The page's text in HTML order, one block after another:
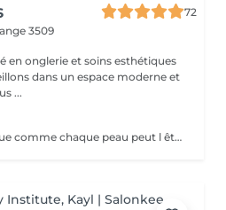
72
3509
en onglerie et soins esthétiques
...
Chaque personne est unique comme chaque peau peut l être. Nous offrons à peau ce dont elle a besoin, exactement pour ça chaque personne sera évaluée avec minutie. Dans ce traitement grâce à la stimulation des papilles dermiques et à la libération de facteurs de croissance, le micronnedling optimise la fonction cellulaire, renforce la structure de la peau et augment naturellement le collagène TGF-3 via une cascade de cicatrisation régénérative.